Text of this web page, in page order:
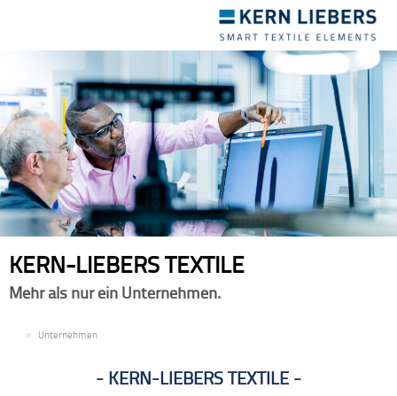
KERN-LIEBERS TEXTILE
Mehr als nur ein Unternehmen.
Unternehmen
KERN-LIEBERS TEXTILE